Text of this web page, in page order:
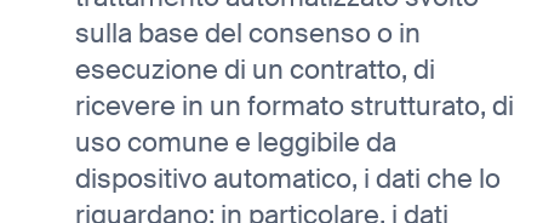
sulla base del consenso o in
esecuzione di un contratto, di
ricevere in un formato strutturato, di
uso comune e leggibile da
dispositivo automatico, i dati che lo
riguardano; in particolare, i dati